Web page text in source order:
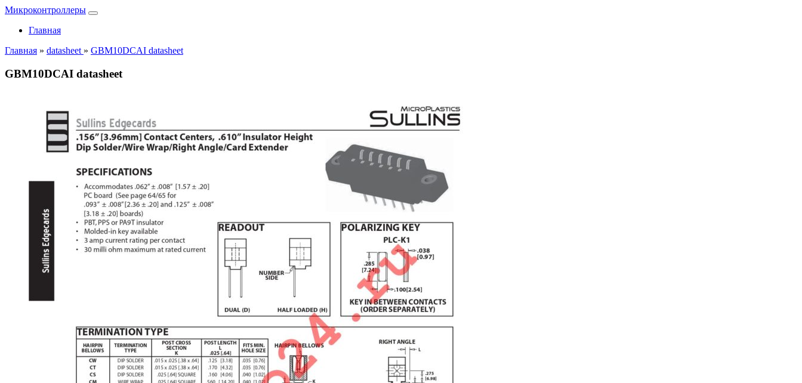
Микроконтроллеры
Главная
Главная » datasheet » GBM10DCAI datasheet
GBM10DCAI datasheet